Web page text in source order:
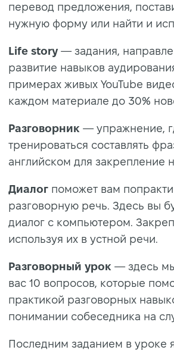
перевод предложения,
нужную форму или найти и
Life story — задания,
развитие навыков
примерах живых YouTube
каждом материале до 30%
Разговорник — упражнение,
тренироваться составлять
английском для закрепление
Диалог поможет вам
разговорную речь. Здесь вы
диалог с компьютером.
используя их в устной речи.
Разговорный урок — здесь
вас 10 вопросов, которые
практикой разговорных
понимании собеседника на
Последним заданием в уроке